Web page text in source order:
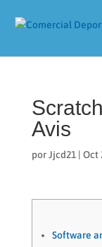
Avis
porJjcd21| Oct
Software